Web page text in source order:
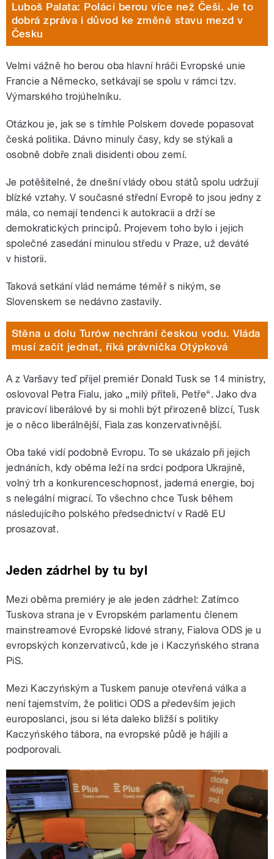
Luboš Palata: Poláci berou více než Češi. Je to
dobrá zpráva i důvod ke změně stavu mezd v
Česku
Velmi vážně ho berou oba hlavní hráči Evropské unie
Francie a Německo, setkávají se spolu v rámci tzv.
Výmarského trojúhelníku.
Otázkou je, jak se s tímhle Polskem dovede popasovat
česká politika. Dávno minuly časy, kdy se stýkali a
osobně dobře znali disidenti obou zemí.
Je potěšitelné, že dnešní vlády obou států spolu udržují
blízké vztahy. V současné střední Evropě to jsou jedny z
mála, co nemají tendenci k autokracii a drží se
demokratických principů. Projevem toho bylo i jejich
společné zasedání minulou středu v Praze, už deváté
v historii.
Taková setkání vlád nemáme téměř s nikým, se
Slovenskem se nedávno zastavily.
Stěna u dolu Turów nechrání českou vodu. Vláda
musí začít jednat, říká právnička Otýpková
A z Varšavy teď přijel premiér Donald Tusk se 14 ministry,
oslovoval Petra Fialu, jako „milý příteli, Petře“. Jako dva
pravicoví liberálové by si mohli být přirozeně blízcí, Tusk
je o něco liberálnější, Fiala zas konzervativnější.
Oba také vidí podobně Evropu. To se ukázalo při jejich
jednáních, kdy oběma leží na srdci podpora Ukrajině,
volný trh a konkurenceschopnost, jaderná energie, boj
s nelegální migrací. To všechno chce Tusk během
následujícího polského předsednictví v Radě EU
prosazovat.
Jeden zádrhel by tu byl
Mezi oběma premiéry je ale jeden zádrhel: Zatímco
Tuskova strana je v Evropském parlamentu členem
mainstreamové Evropské lidové strany, Fialova ODS je u
evropských konzervativců, kde je i Kaczyńského strana
PiS.
Mezi Kaczyńským a Tuskem panuje otevřená válka a
není tajemstvím, že politici ODS a především jejich
europoslanci, jsou si léta daleko bližší s politiky
Kaczyńského tábora, na evropské půdě je hájili a
podporovali.